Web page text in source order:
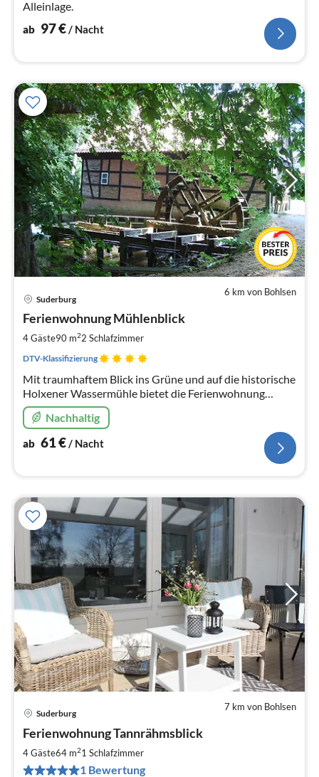
Alleinlage.
ab 97€/ Nacht
6 km von Bohlsen
Suderburg
Ferienwohnung Mühlenblick
4 Gäste90 m22 Schlafzimmer
DTV-Klassifizierung
Mit traumhaftem Blick ins Grüne und auf die historische
Holxener Wassermühle bietet die Ferienwohnung
Mühlenblick im Ortskern von Holxen auf rund 90 m²
Platz für bis zu 4 Personen.
Nachhaltig
ab 61€/ Nacht
7 km von Bohlsen
Suderburg
Ferienwohnung Tannrähmsblick
4 Gäste64 m21 Schlafzimmer
1 Bewertung